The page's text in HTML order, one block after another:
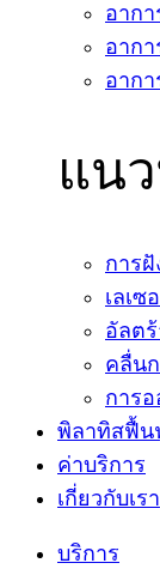
อาก
อากา
อากา
แน
การ
เลเซ
อัลต
คลื่น
การ
พิลาทิสฟื้น
ค่าบริการ
เกี่ยวกับเรา
บริการ